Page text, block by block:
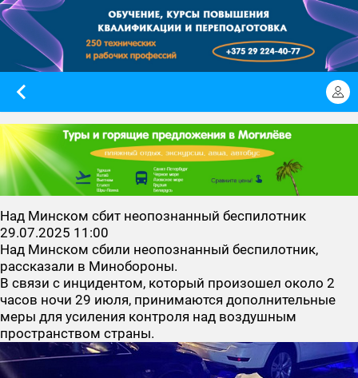
Над Минском сбит неопознанный беспилотник
29.07.2025 11:00
Над Минском сбили неопознанный беспилотник,
рассказали в Минобороны.
В связи с инцидентом, который произошел около 2
часов ночи 29 июля, принимаются дополнительные
меры для усиления контроля над воздушным
пространством страны.